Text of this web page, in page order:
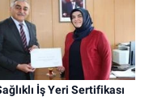
İş Yeri Sertifikası